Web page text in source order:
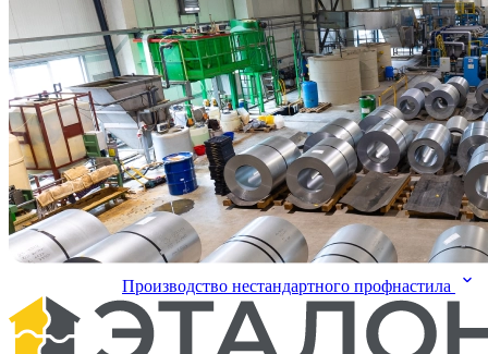
Производство нестандартного профнастила